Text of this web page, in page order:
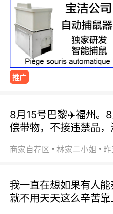
推广
8月15号巴黎✈️福州。
偿带物，不接违禁品
商家自荐区 林家二小姐
我一直在想如果有人
就不用天天这么辛苦